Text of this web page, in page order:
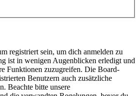
registriert sein, um dich anmelden zu
ist in wenigen Augenblicken erledigt und
Funktionen zuzugreifen. Die Board-
Benutzern auch zusätzliche
Beachte bitte unsere